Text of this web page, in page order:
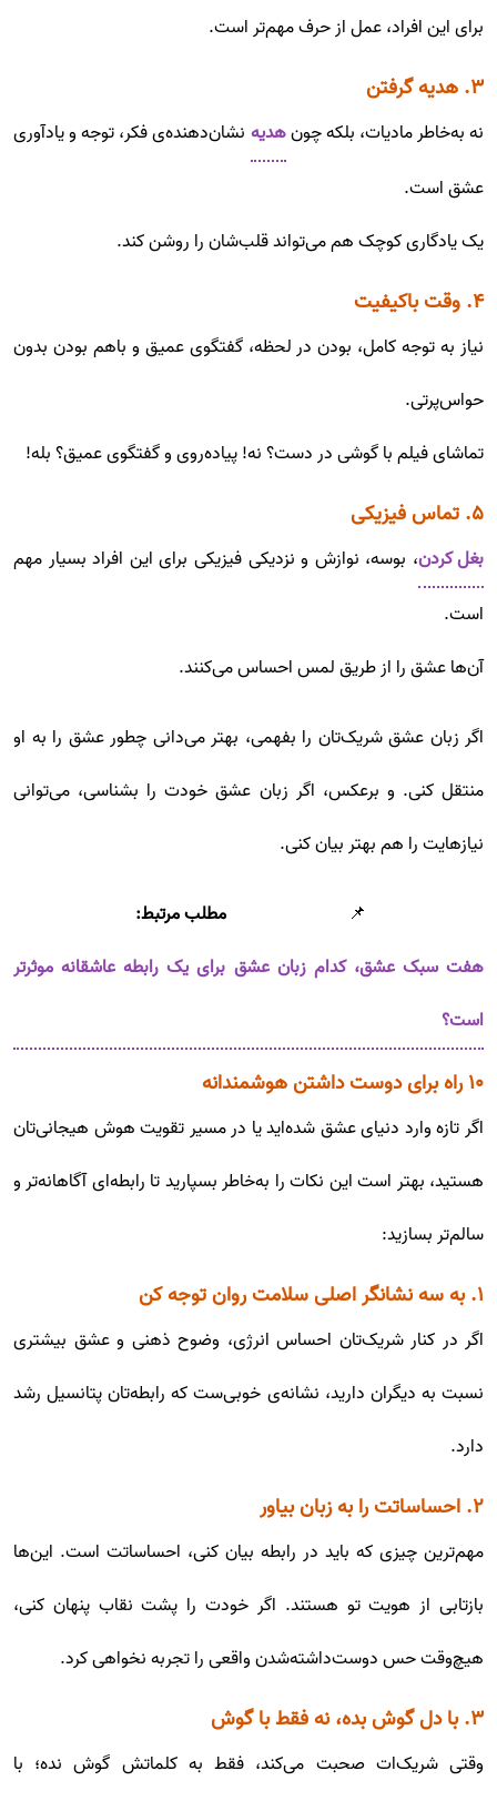
برای این افراد، عمل از حرف مهم‌تر است.
۳. هدیه گرفتن
نه به‌خاطر مادیات، بلکه چونهدیه نشان‌دهنده‌ی فکر، توجه و یادآوری
عشق است.
یک یادگاری کوچک هم می‌تواند قلب‌شان را روشن کند.
۴. وقت باکیفیت
نیاز به توجه کامل، بودن در لحظه، گفتگوی عمیق و باهم بودن بدون
حواس‌پرتی.
تماشای فیلم با گوشی در دست؟ نه! پیاده‌روی و گفتگوی عمیق؟ بله!
۵. تماس فیزیکی
بغل کردن، بوسه، نوازش و نزدیکی فیزیکی برای این افراد بسیار مهم
است.
آن‌ها عشق را از طریق لمس احساس می‌کنند.
اگر زبان عشق شریک‌تان را بفهمی، بهتر می‌دانی چطور عشق را به او
منتقل کنی. و برعکس، اگر زبان عشق خودت را بشناسی، می‌توانی
نیازهایت را هم بهتر بیان کنی.
📌 مطلب مرتبط:
هفت سبک عشق، کدام زبان عشق برای یک رابطه عاشقانه موثرتر
است؟
۱۰ راه برای دوست داشتن هوشمندانه
اگر تازه وارد دنیای عشق شده‌اید یا در مسیر تقویت هوش هیجانی‌تان
هستید، بهتر است این نکات را به‌خاطر بسپارید تا رابطه‌ای آگاهانه‌تر و
سالم‌تر بسازید:
۱. به سه نشانگر اصلی سلامت روان توجه کن
اگر در کنار شریک‌تان احساس انرژی، وضوح ذهنی و عشق بیشتری
نسبت به دیگران دارید، نشانه‌ی خوبی‌ست که رابطه‌تان پتانسیل رشد
دارد.
۲. احساساتت را به زبان بیاور
مهم‌ترین چیزی که باید در رابطه بیان کنی، احساساتت است. این‌ها
بازتابی از هویت تو هستند. اگر خودت را پشت نقاب پنهان کنی،
هیچ‌وقت حس دوست‌داشته‌شدن واقعی را تجربه نخواهی کرد.
۳. با دل گوش بده، نه فقط با گوش
وقتی شریک‌ات صحبت می‌کند، فقط به کلماتش گوش نده؛ با